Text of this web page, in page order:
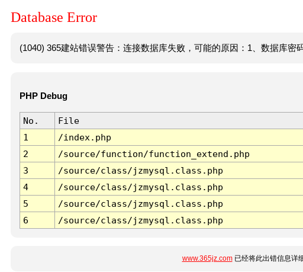
Database Error
(1040) 365建站错误警告：连接数据库失败，可能的原因：1、数据库密
PHP Debug
No. File
1
/index.php
2
/source/function/function_extend.php
3
/source/class/jzmysql.class.php
4
/source/class/jzmysql.class.php
5
/source/class/jzmysql.class.php
6
/source/class/jzmysql.class.php
www.365jz.com已经将此出错信息详